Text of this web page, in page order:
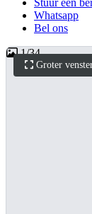
Whatsapp
Bel ons
Groter
1/34